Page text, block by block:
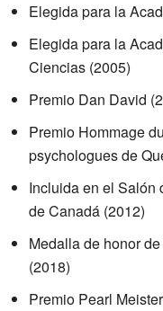
Elegida para la
Elegida para la
Ciencias (2005)
Premio Dan David
Premio Hommage
psychologues de
Incluida en el Salón
de Canadá (2012)
Medalla de honor
(2018)
Premio Pearl